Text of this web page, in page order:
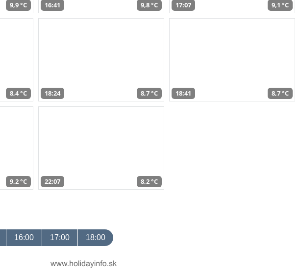
9,9 °C 16:41 9,8 °C 17:07 9,1 °C
8,4 °C 18:24 8,7 °C 18:41 8,7 °C
9,2 °C 22:07 8,2 °C
16:00 17:00 18:00